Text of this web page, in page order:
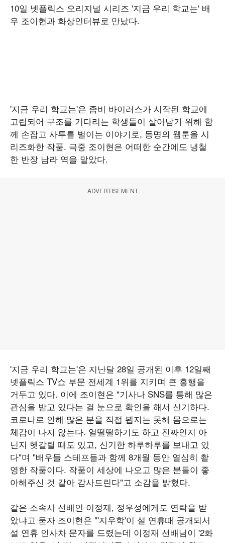
10일 넷플릭스 오리지널 시리즈 '지금 우리 학교는' 배
우 조이현과 화상인터뷰로 만났다.
'지금 우리 학교는'은 좀비 바이러스가 시작된 학교에
고립되어 구조를 기다리는 학생들이 살아남기 위해 함
께 손잡고 사투를 벌이는 이야기로, 동명의 웹툰을 시
리즈화한 작품. 극중 조이현은 어떠한 순간에도 냉철
한 반장 남라 역을 맡았다.
ADVERTISEMENT
'지금 우리 학교는'은 지난달 28일 공개된 이후 12일째
넷플릭스 TV쇼 부문 전세계 1위를 지키며 큰 흥행을
거두고 있다. 이에 조이현은 "기사나 SNS를 통해 많은
관심을 받고 있다는 걸 눈으로 확인을 해서 신기하다.
코로나로 인해 많은 분을 직접 뵙지는 못해 몸으로는
체감이 나지 않는다. 얼떨떨하기도 하고 진짜인지 아
닌지 헷갈릴 때도 있고, 신기한 하루하루를 보내고 있
다"며 "배우들 스테프들과 함께 8개월 동안 열심히 촬
영한 작품이다. 작품이 세상에 나오고 많은 분들이 좋
아해주신 것 같아 감사드린다"고 소감을 밝혔다.
같은 소속사 선배인 이정재, 정우성에게도 연락을 받
았냐고 묻자 조이현은 "'지우학'이 설 연휴때 공개되서
설 연휴 인사차 문자를 드렸는데 이정재 선배님이 '2화